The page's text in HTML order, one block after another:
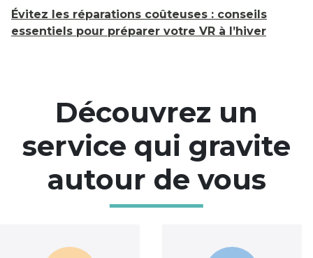
Évitez les réparations coûteuses : conseils
essentiels pour préparer votre VR à l’hiver
Découvrez un
service qui gravite
autour de vous